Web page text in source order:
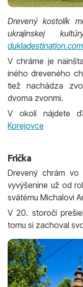
Drevený kostolík
ukrajinskej
dukladestination.com
V chráme je
iného dreveného
tiež nachádza
dvoma zvonmi.
V okolí nájdete
Korejovce
Frička
Drevený chrám
vyvýšenine už od
svätému Michalovi
V 20. storočí
tomu si zachoval